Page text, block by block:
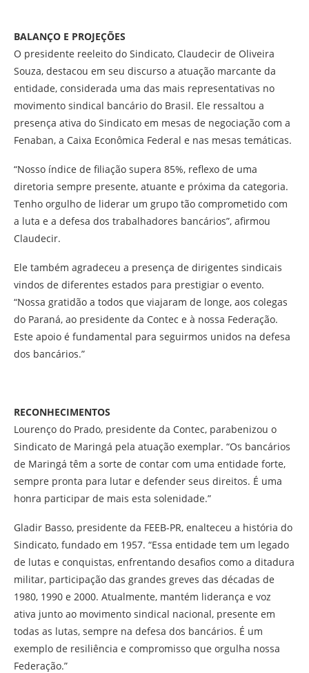
BALANÇO E PROJEÇÕES
O presidente reeleito do Sindicato, Claudecir de Oliveira
Souza, destacou em seu discurso a atuação marcante da
entidade, considerada uma das mais representativas no
movimento sindical bancário do Brasil. Ele ressaltou a
presença ativa do Sindicato em mesas de negociação com a
Fenaban, a Caixa Econômica Federal e nas mesas temáticas.
“Nosso índice de filiação supera 85%, reflexo de uma
diretoria sempre presente, atuante e próxima da categoria.
Tenho orgulho de liderar um grupo tão comprometido com
a luta e a defesa dos trabalhadores bancários”, afirmou
Claudecir.
Ele também agradeceu a presença de dirigentes sindicais
vindos de diferentes estados para prestigiar o evento.
“Nossa gratidão a todos que viajaram de longe, aos colegas
do Paraná, ao presidente da Contec e à nossa Federação.
Este apoio é fundamental para seguirmos unidos na defesa
dos bancários.”
RECONHECIMENTOS
Lourenço do Prado, presidente da Contec, parabenizou o
Sindicato de Maringá pela atuação exemplar. “Os bancários
de Maringá têm a sorte de contar com uma entidade forte,
sempre pronta para lutar e defender seus direitos. É uma
honra participar de mais esta solenidade.”
Gladir Basso, presidente da FEEB-PR, enalteceu a história do
Sindicato, fundado em 1957. “Essa entidade tem um legado
de lutas e conquistas, enfrentando desafios como a ditadura
militar, participação das grandes greves das décadas de
1980, 1990 e 2000. Atualmente, mantém liderança e voz
ativa junto ao movimento sindical nacional, presente em
todas as lutas, sempre na defesa dos bancários. É um
exemplo de resiliência e compromisso que orgulha nossa
Federação.”